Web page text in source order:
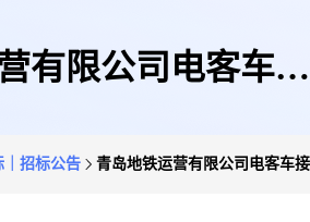
有限公司电客车接
｜招标公告 青岛地铁运营有限公司电客车